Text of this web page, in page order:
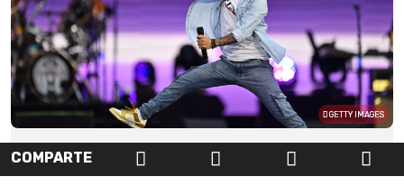
GETTY IMAGES
COMPARTE